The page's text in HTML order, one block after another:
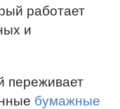
работает
и
переживает
бумажные